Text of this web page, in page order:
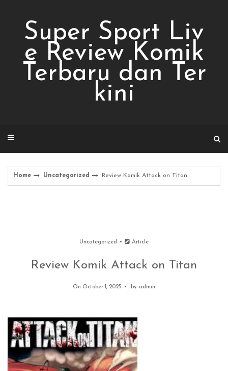
Super Sport Liv
e Review Komik
Terbaru dan Ter
kini
Home Uncategorized Review Komik Attack on Titan
Uncategorized Article
Review Komik Attack on Titan
On October 1, 2025 by admin